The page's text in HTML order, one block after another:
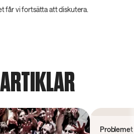
får vi fortsätta att diskutera.